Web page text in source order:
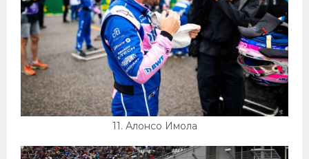
11. Алонсо Имола